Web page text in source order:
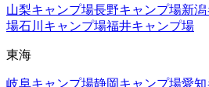
山梨キャンプ場長野キャンプ場新潟
場石川 キャンプ場福井キャンプ場
東海
岐阜キャンプ場静岡キャンプ場愛知